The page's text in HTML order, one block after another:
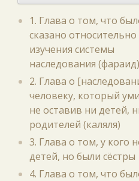
1. Глава о том, что
сказано относительно
изучения системы
наследования (фараид)
2. Глава о
человеку, который
не оставив ни детей,
родителей (каляля)
3. Глава о том, у кого
детей, но были сёстры
4. Глава о том, что